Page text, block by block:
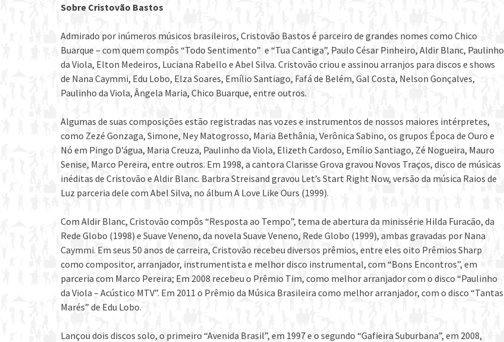
Sobre Cristovão Bastos
Admirado por inúmeros músicos brasileiros, Cristovão Bastos é parceiro de grandes nomes como Chico
Buarque – com quem compôs “Todo Sentimento” e “Tua Cantiga”, Paulo César Pinheiro, Aldir Blanc, Paulinho
da Viola, Elton Medeiros, Luciana Rabello e Abel Silva. Cristovão criou e assinou arranjos para discos e shows
de Nana Caymmi, Edu Lobo, Elza Soares, Emílio Santiago, Fafá de Belém, Gal Costa, Nelson Gonçalves,
Paulinho da Viola, Ângela Maria, Chico Buarque, entre outros.
Algumas de suas composições estão registradas nas vozes e instrumentos de nossos maiores intérpretes,
como Zezé Gonzaga, Simone, Ney Matogrosso, Maria Bethânia, Verônica Sabino, os grupos Época de Ouro e
Nó em Pingo D’água, Maria Creuza, Paulinho da Viola, Elizeth Cardoso, Emílio Santiago, Zé Nogueira, Mauro
Senise, Marco Pereira, entre outros. Em 1998, a cantora Clarisse Grova gravou Novos Traços, disco de músicas
inéditas de Cristovão e Aldir Blanc. Barbra Streisand gravou Let’s Start Right Now, versão da música Raios de
Luz parceria dele com Abel Silva, no álbum A Love Like Ours (1999).
Com Aldir Blanc, Cristovão compôs “Resposta ao Tempo”, tema de abertura da minissérie Hilda Furacão, da
Rede Globo (1998) e Suave Veneno, da novela Suave Veneno, Rede Globo (1999), ambas gravadas por Nana
Caymmi. Em seus 50 anos de carreira, Cristovão recebeu diversos prêmios, entre eles oito Prêmios Sharp
como compositor, arranjador, instrumentista e melhor disco instrumental, com “Bons Encontros”, em
parceria com Marco Pereira; Em 2008 recebeu o Prêmio Tim, como melhor arranjador com o disco “Paulinho
da Viola – Acústico MTV”. Em 2011 o Prêmio da Música Brasileira como melhor arranjador, com o disco “Tantas
Marés” de Edu Lobo.
Lançou dois discos solo, o primeiro “Avenida Brasil”, em 1997 e o segundo “Gafieira Suburbana”, em 2008,